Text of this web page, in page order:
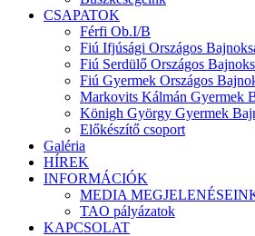
CSAPATOK
Férfi Ob.I/B
Fiú Ifjúsági Országos
Fiú Serdülő Országos
Fiú Gyermek Országos
Markovits Kálmán Gyermek
Königh György Gyermek
Előkészítő csoport
Galéria
HÍREK
INFORMÁCIÓK
MEDIA
TAO pályázatok
KAPCSOLAT